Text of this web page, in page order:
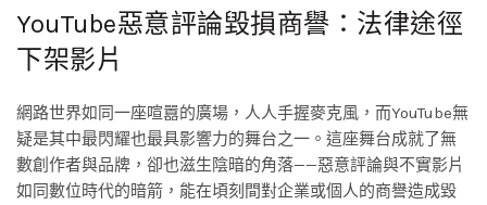
YouTube惡意評論毀損商譽：法律途徑
下架影片
網路世界如同一座喧囂的廣場，人人手握麥克風，而YouTube無
疑是其中最閃耀也最具影響力的舞台之一。這座舞台成就了無
數創作者與品牌，卻也滋生陰暗的角落——惡意評論與不實影片
如同數位時代的暗箭，能在頃刻間對企業或個人的商譽造成毀